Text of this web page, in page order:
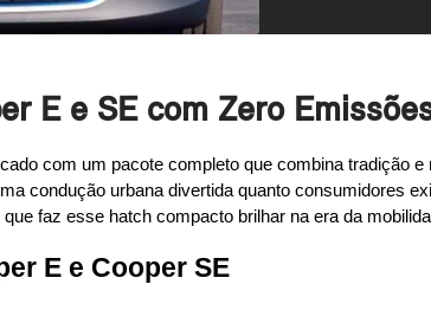
E e SE com Zero
com um pacote completo que combina tradição
condução urbana divertida quanto consumidores
que faz esse hatch compacto brilhar na era da
E e Cooper SE